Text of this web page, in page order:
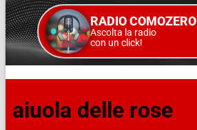
RADIO COMOZERO
Ascolta la radio
con un click!
aiuola delle rose